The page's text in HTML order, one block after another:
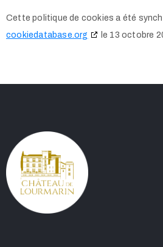
Cette politique de cookies a été
cookiedatabase.org
le 13 octobre